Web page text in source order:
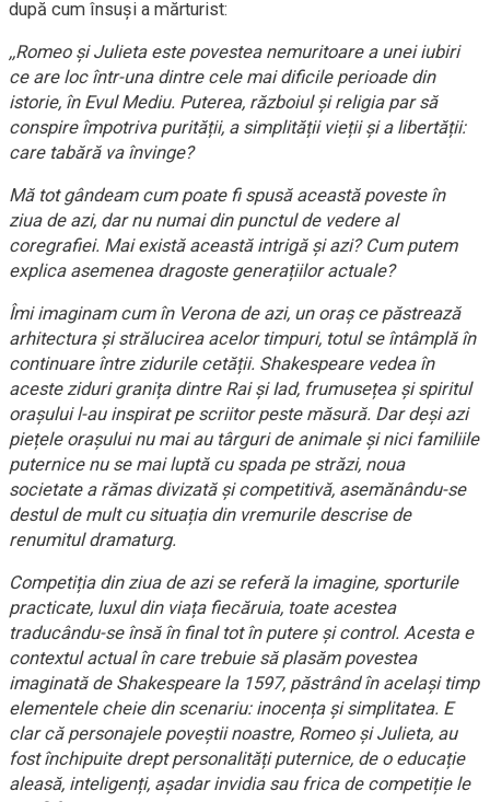
după cum însuși a mărturist:
,,Romeo și Julieta este povestea nemuritoare a unei iubiri
ce are loc într-una dintre cele mai dificile perioade din
istorie, în Evul Mediu. Puterea, războiul și religia par să
conspire împotriva purității, a simplității vieții și a libertății:
care tabără va învinge?
Mă tot gândeam cum poate fi spusă această poveste în
ziua de azi, dar nu numai din punctul de vedere al
coregrafiei. Mai există această intrigă și azi? Cum putem
explica asemenea dragoste generațiilor actuale?
Îmi imaginam cum în Verona de azi, un oraș ce păstrează
arhitectura și strălucirea acelor timpuri, totul se întâmplă în
continuare între zidurile cetății. Shakespeare vedea în
aceste ziduri granița dintre Rai și Iad, frumusețea și spiritul
orașului l-au inspirat pe scriitor peste măsură. Dar deși azi
piețele orașului nu mai au târguri de animale și nici familiile
puternice nu se mai luptă cu spada pe străzi, noua
societate a rămas divizată și competitivă, asemănându-se
destul de mult cu situația din vremurile descrise de
renumitul dramaturg.
Competiția din ziua de azi se referă la imagine, sporturile
practicate, luxul din viața fiecăruia, toate acestea
traducându-se însă în final tot în putere și control. Acesta e
contextul actual în care trebuie să plasăm povestea
imaginată de Shakespeare la 1597, păstrând în același timp
elementele cheie din scenariu: inocența și simplitatea. E
clar că personajele poveștii noastre, Romeo și Julieta, au
fost închipuite drept personalități puternice, de o educație
aleasă, inteligenți, așadar invidia sau frica de competiție le